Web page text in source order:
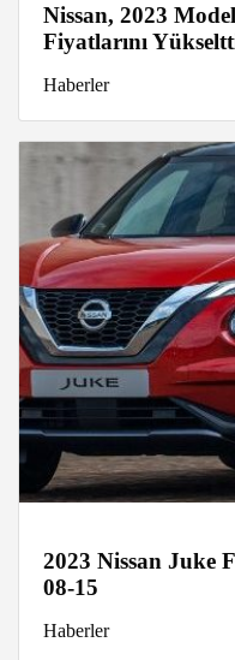
Nissan, 2023
Fiyatlarını
Haberler
2023 Nissan Juke
08-15
Haberler